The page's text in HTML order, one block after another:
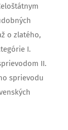
o zlatého,
I.
II.
sprievodu